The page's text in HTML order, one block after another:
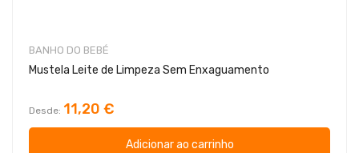
BANHO DO BEBÉ
Mustela Leite de Limpeza Sem Enxaguamento
Desde 11,20 €
Adicionar ao carrinho